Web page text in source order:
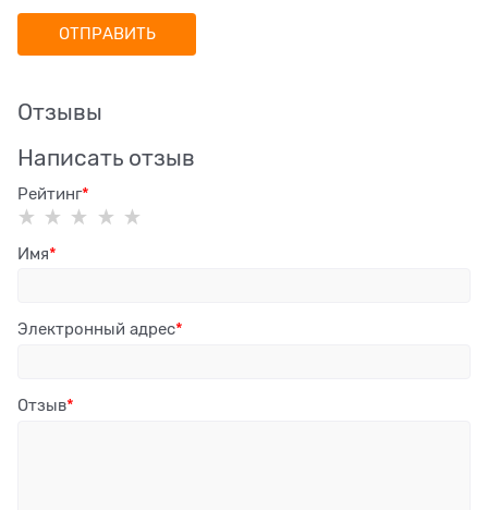
Отзывы
Написать отзыв
Рейтинг
Имя
Электронный адрес
Отзыв